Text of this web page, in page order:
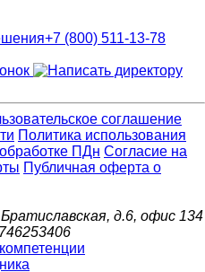
+7 (800) 511-13-78
соглашение
Политика использования
ПДн Cогласие на
Публичная оферта о
д.6, офис 134